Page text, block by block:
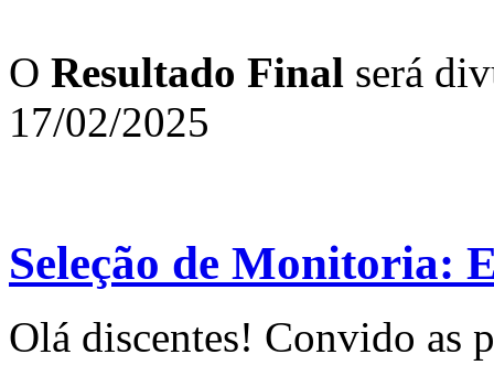
O Resultado Final será
17/02/2025
Seleção de Monitoria:
Olá discentes! Convido as